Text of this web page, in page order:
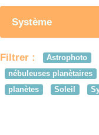
Système
Filtrer : Astrophoto
nébuleuses planètaires
planètes
Soleil